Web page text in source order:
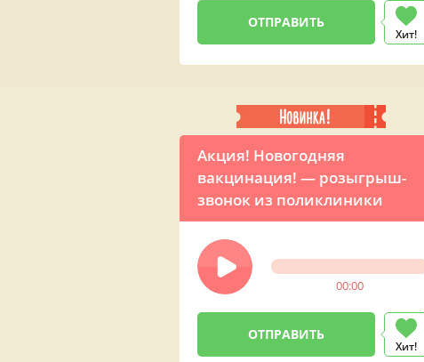
Хит!
Акция! Новогодняя
вакцинация! — розыгрыш-
звонок из поликлиники
00:00
Хит!